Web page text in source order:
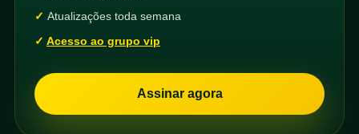
Atualizações toda semana
Acesso ao grupo vip
Assinar agora